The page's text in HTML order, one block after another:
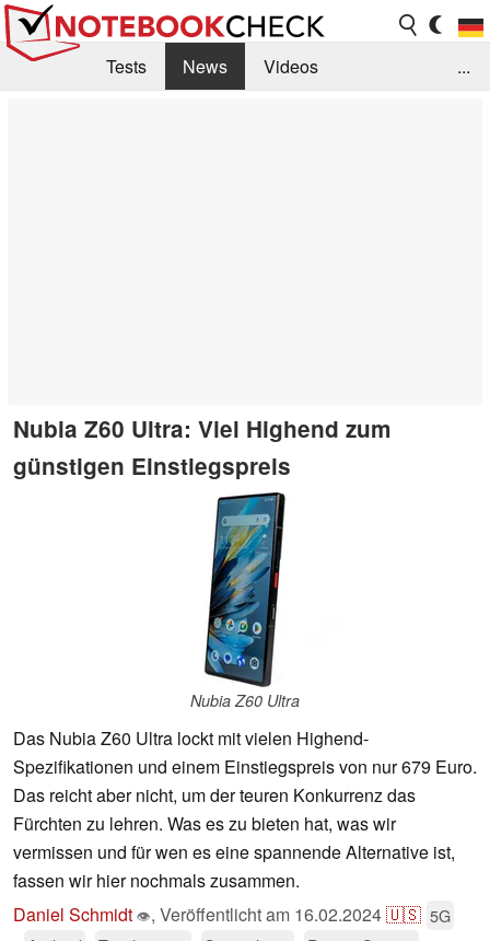
Tests News
Videos
...
Nubia Z60 Ultra: Viel Highend zum
günstigen Einstiegspreis
Nubia Z60 Ultra
Das Nubia Z60 Ultra lockt mit vielen Highend-
Spezifikationen und einem Einstiegspreis von nur 679 Euro.
Das reicht aber nicht, um der teuren Konkurrenz das
Fürchten zu lehren. Was es zu bieten hat, was wir
vermissen und für wen es eine spannende Alternative ist,
fassen wir hier nochmals zusammen.
Daniel Schmidt 👁, Veröffentlicht am 16.02.2024🇺🇸 5G